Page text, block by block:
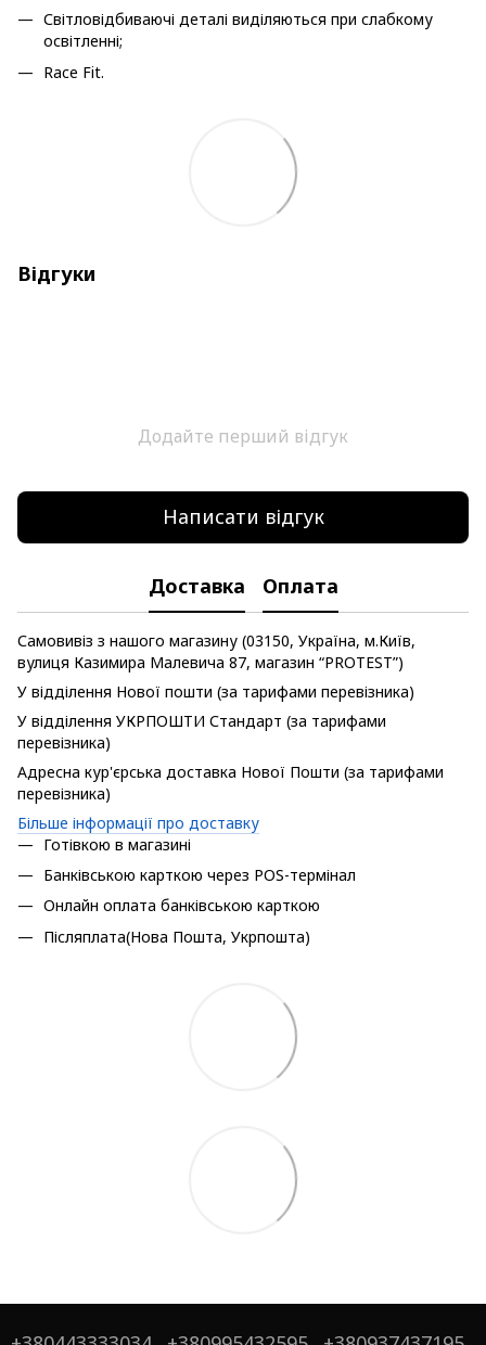
Світловідбиваючі деталі виділяються при слабкому
освітленні;
Race Fit.
Відгуки
Додайте перший відгук
Написати відгук
Доставка Оплата
Самовивіз з нашого магазину (03150, Україна, м.Київ,
вулиця Казимира Малевича 87, магазин “PROTEST”)
У відділення Нової пошти (за тарифами перевізника)
У відділення УКРПОШТИ Стандарт (за тарифами
перевізника)
Адресна кур'єрська доставка Нової Пошти (за тарифами
перевізника)
Більше інформації про доставку
Готівкою в магазині
Банківською карткою через POS-термінал
Онлайн оплата банківською карткою
Післяплата(Нова Пошта, Укрпошта)